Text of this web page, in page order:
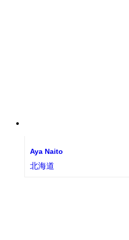
Aya Naito
北海道